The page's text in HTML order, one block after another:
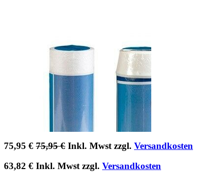
75,95 € 75,95€ Inkl. Mwst zzgl. Versandkosten
63,82 € Inkl. Mwst zzgl. Versandkosten